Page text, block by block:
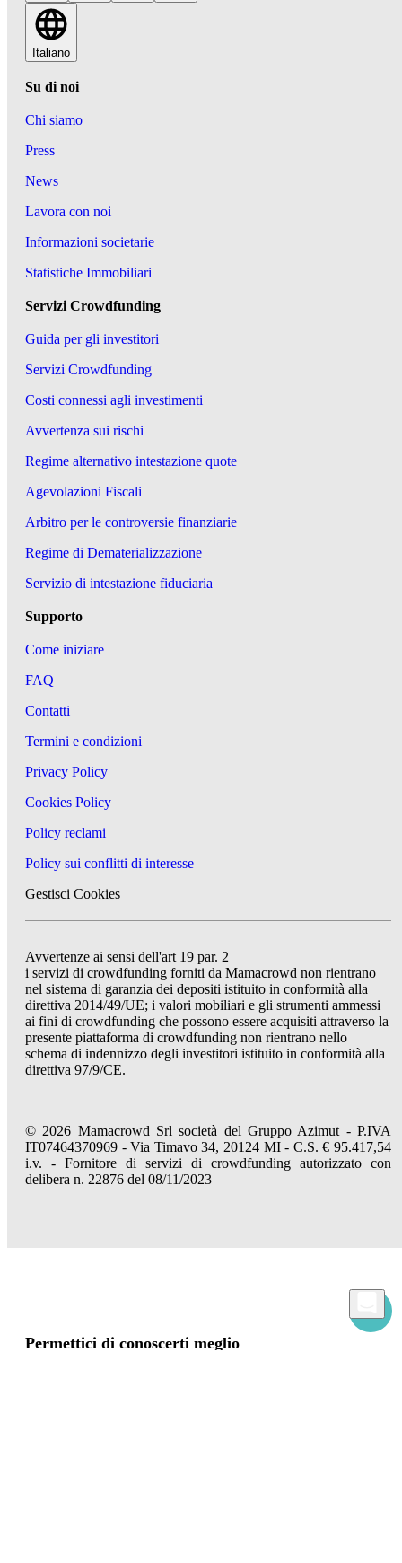
Italiano
Su di noi
Chi siamo
Press
News
Lavora con noi
Informazioni societarie
Statistiche Immobiliari
Servizi Crowdfunding
Guida per gli investitori
Servizi Crowdfunding
Costi connessi agli investimenti
Avvertenza sui rischi
Regime alternativo intestazione quote
Agevolazioni Fiscali
Arbitro per le controversie finanziarie
Regime di Dematerializzazione
Servizio di intestazione fiduciaria
Supporto
Come iniziare
FAQ
Contatti
Termini e condizioni
Privacy Policy
Cookies Policy
Policy reclami
Policy sui conflitti di interesse
Gestisci Cookies
Avvertenze ai sensi dell'art 19 par. 2
i servizi di crowdfunding forniti da Mamacrowd non rientrano
nel sistema di garanzia dei depositi istituito in conformità alla
direttiva 2014/49/UE; i valori mobiliari e gli strumenti ammessi
ai fini di crowdfunding che possono essere acquisiti attraverso la
presente piattaforma di crowdfunding non rientrano nello
schema di indennizzo degli investitori istituito in conformità alla
direttiva 97/9/CE.
© 2026 Mamacrowd Srl società del Gruppo Azimut - P.IVA
IT07464370969 - Via Timavo 34, 20124 MI - C.S. € 95.417,54
i.v. - Fornitore di servizi di crowdfunding autorizzato con
delibera n. 22876 del 08/11/2023
Permettici di conoscerti meglio